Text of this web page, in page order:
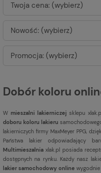
Twoja cena: (wybierz)
Nowość: (wybierz)
Promocja: (wybierz)
Dobór koloru
Wmieszalni lakierniczej sklepu
doboru koloru lakieru
lakierniczych firmy MaxMeyer PPG,
Państwa lakier odpowiadający
Multimieszalnia xlak.pl posiada
dostępnych na rynku. Każdy nasz
lakier samochodowy online wygodnie